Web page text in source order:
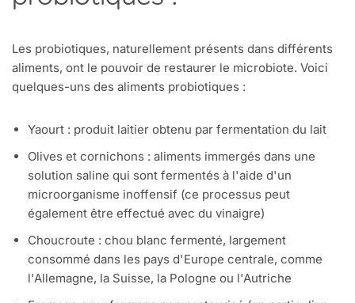
Les probiotiques, naturellement présents dans différents
aliments, ont le pouvoir de restaurer le microbiote. Voici
quelques-uns des aliments probiotiques :
Yaourt : produit laitier obtenu par fermentation du lait
Olives et cornichons : aliments immergés dans une
solution saline qui sont fermentés à l'aide d'un
microorganisme inoffensif (ce processus peut
également être effectué avec du vinaigre)
Choucroute : chou blanc fermenté, largement
consommé dans les pays d'Europe centrale, comme
l'Allemagne, la Suisse, la Pologne ou l'Autriche